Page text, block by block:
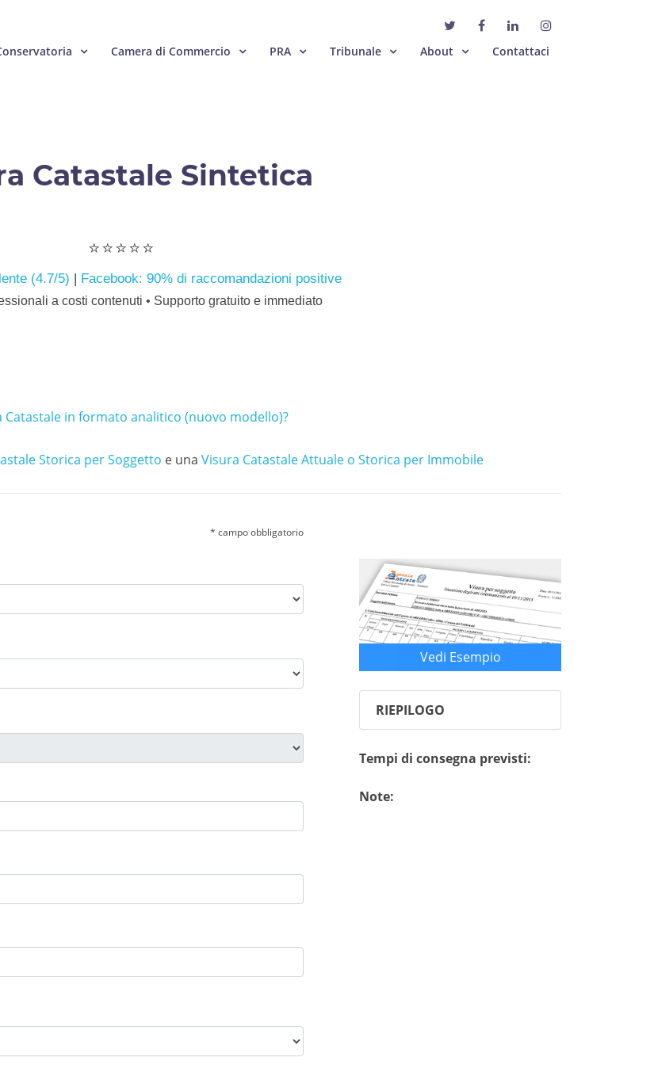
Camera di Commercio PRA Tribunale About Contattaci
Catastale Sintetica
⭐️⭐️⭐️⭐️⭐️
(4.7/5) | Facebook: 90% di raccomandazioni positive
a costi contenuti • Supporto gratuito e immediato
in formato analitico (nuovo modello)?
Storica per Soggetto e una Visura Catastale Attuale o Storica per Immobile
* campo obbligatorio
Vedi Esempio
RIEPILOGO
Tempi di consegna previsti:
Note: